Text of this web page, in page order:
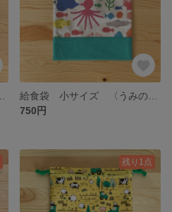
750円
残り1点